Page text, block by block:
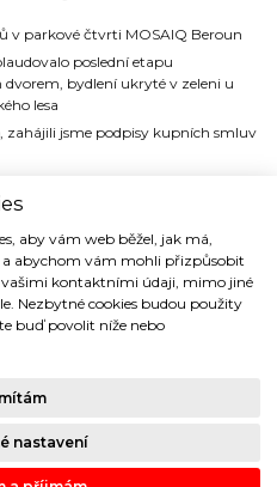
v parkové čtvrti MOSAIQ Beroun
poslední etapu
bydlení ukryté v zeleni u
lesa
zahájili jsme podpisy kupních smluv
s.r.o.
00 Praha 2
224 914 914
s.r.o.. Všechna práva vyhrazena.
aby vám web běžel, jak má,
a abychom vám mohli přizpůsobit
kontaktními údaji, mimo jiné
Nezbytné cookies budou použity
buď povolit níže nebo
nastavení